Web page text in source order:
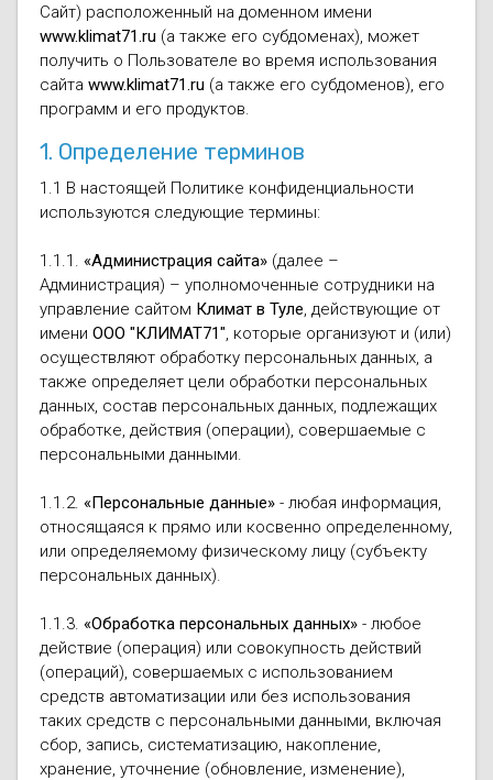
Сайт) расположенный на доменном имени
www.klimat71.ru (а также его субдоменах), может
получить о Пользователе во время использования
сайта www.klimat71.ru (а также его субдоменов), его
программ и его продуктов.
1. Определение терминов
1.1 В настоящей Политике конфиденциальности
используются следующие термины:
1.1.1. «Администрация сайта» (далее –
Администрация) – уполномоченные сотрудники на
управление сайтом Климат в Туле, действующие от
имени ООО "КЛИМАТ71", которые организуют и (или)
осуществляют обработку персональных данных, а
также определяет цели обработки персональных
данных, состав персональных данных, подлежащих
обработке, действия (операции), совершаемые с
персональными данными.
1.1.2. «Персональные данные» - любая информация,
относящаяся к прямо или косвенно определенному,
или определяемому физическому лицу (субъекту
персональных данных).
1.1.3. «Обработка персональных данных» - любое
действие (операция) или совокупность действий
(операций), совершаемых с использованием
средств автоматизации или без использования
таких средств с персональными данными, включая
сбор, запись, систематизацию, накопление,
хранение, уточнение (обновление, изменение),
Моноблоки
VRF
Вентиляторы
Очистители и
Осушители
Wi-Fi модуля
Водяные
(калориферы)
Печи банные
отработанном
Газонокосилки
Измельчители
Дровоколы